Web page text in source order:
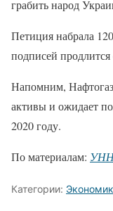
грабить народ
Петиция набрала
подписей
Напомним,
активы и ожидает
2020 году.
По материалам:
Категории: